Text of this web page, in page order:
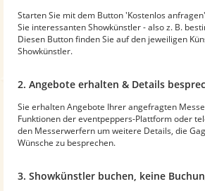
Starten Sie mit dem Button 'Kostenlos
Sie interessanten Showkünstler - also z. B.
Diesen Button finden Sie auf den jeweiligen
Showkünstler.
2. Angebote erhalten & Details
Sie erhalten Angebote Ihrer angefragten
Funktionen der eventpeppers-Plattform oder
den Messerwerfern um weitere Details, die
Wünsche zu besprechen.
3. Showkünstler buchen, keine